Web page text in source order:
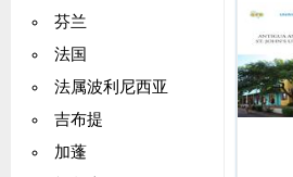
芬兰
法国
法属波利尼西亚
吉布提
加蓬